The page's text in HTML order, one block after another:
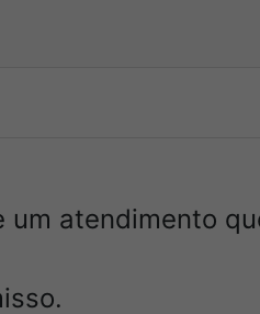
um atendimento